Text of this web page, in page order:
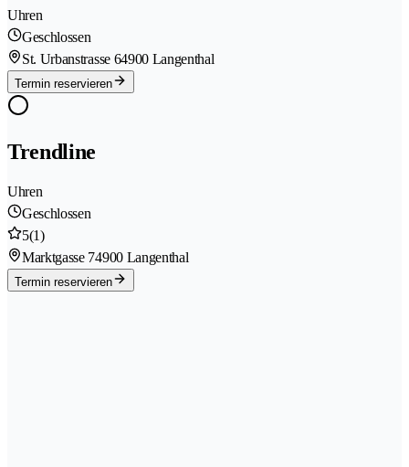
Uhren
Geschlossen
St. Urbanstrasse 64900 Langenthal
Termin reservieren
Trendline
Uhren
Geschlossen
5(1)
Marktgasse 74900 Langenthal
Termin reservieren